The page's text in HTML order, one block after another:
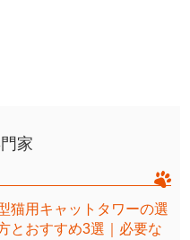
家
猫用キャットタワーの選
とおすすめ3選｜必要な